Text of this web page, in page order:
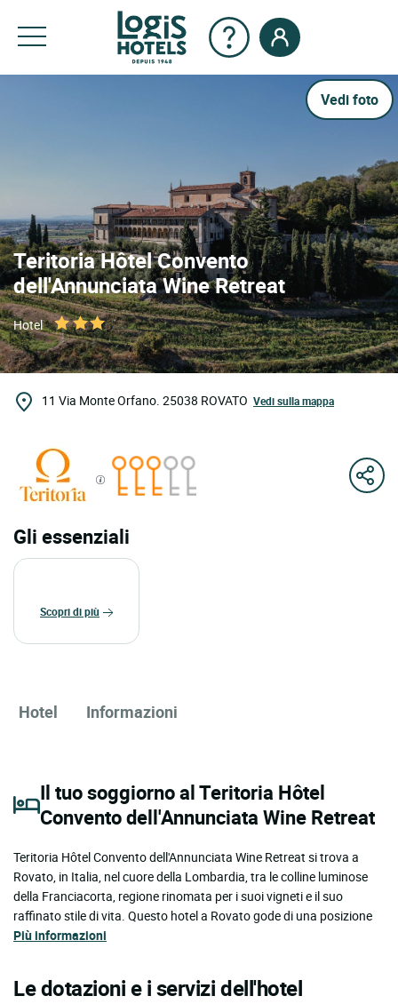
Vedi foto
Teritoria Hôtel Convento
dell'Annunciata Wine Retreat
Hotel
11 Via Monte Orfano. 25038 ROVATO Vedi sulla mappa
Gli essenziali
scopri di più
Hotel Informazioni
Il tuo soggiorno al Teritoria Hôtel
Convento dell'Annunciata Wine Retreat
Teritoria Hôtel Convento dell'Annunciata Wine Retreat si trova a
Rovato, in Italia, nel cuore della Lombardia, tra le colline luminose
della Franciacorta, regione rinomata per i suoi vigneti e il suo
raffinato stile di vita. Questo hotel a Rovato gode di una posizione
Più informazioni
Le dotazioni e i servizi dell'hotel